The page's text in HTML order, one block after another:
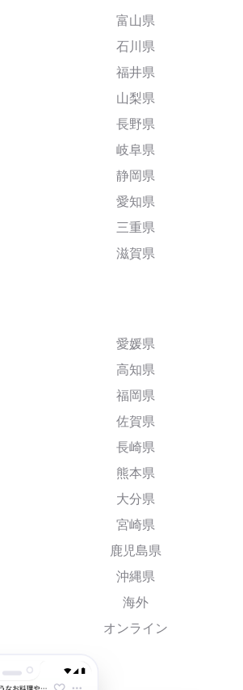
富山県
石川県
福井県
山梨県
長野県
岐阜県
静岡県
愛知県
三重県
滋賀県
愛媛県
高知県
福岡県
佐賀県
長崎県
熊本県
大分県
宮崎県
鹿児島県
沖縄県
海外
オンライン